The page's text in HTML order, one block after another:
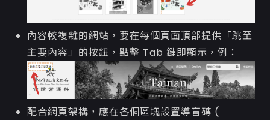
內容較複雜的網站，要在每個頁面頂部提供「跳至
主要內容」的按鈕，點擊 Tab 鍵即顯示，例：
配合網頁架構，應在各個區塊設置導盲磚 (